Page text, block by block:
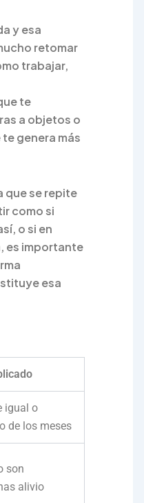
y esa
retomar
trabajar,
te
a objetos o
genera más
que se repite
como si
o si en
es importante
esa
igual o
de los meses
son
alivio